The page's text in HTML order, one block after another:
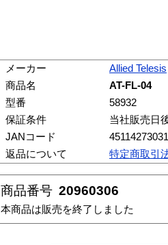
メーカー
Allied Telesis
商品名
AT-FL-04
型番
58932
保証条件
当社販売日
JANコード
返品について
特定商取引
商品番号 20960306
本商品は販売を終了しました